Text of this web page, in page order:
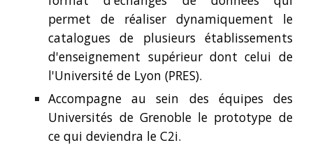
permet de réaliser dynamiquement le
catalogues de plusieurs établissements
d'enseignement supérieur dont celui de
l'Université de Lyon (PRES).
Accompagne au sein des équipes des
Universités de Grenoble le prototype de
ce qui deviendra le C2i.